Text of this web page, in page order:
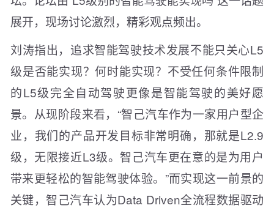
展开，现场讨论激烈，精彩观点频出。
刘涛指出，追求智能驾驶技术发展不能只关心L5
级是否能实现？何时能实现？不受任何条件限制
的L5级完全自动驾驶更像是智能驾驶的美好愿
景。从现阶段来看，“智己汽车作为一家用户型企
业，我们的产品开发目标非常明确，那就是L2.9
级，无限接近L3级。智己汽车更在意的是为用户
带来更轻松的智能驾驶体验。”而实现这一前景的
关键，智己汽车认为Data Driven全流程数据驱动